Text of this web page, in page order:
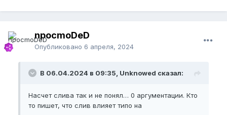
npocmoDeD
Опубликовано 6 апреля, 2024
В 06.04.2024 в 09:35, Unknowed сказал:
Насчет слива так и не понял… 0 аргументации. Кто
то пишет, что слив влияет типо на